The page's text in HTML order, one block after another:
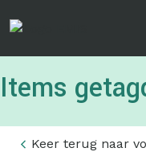
Items
Keer terug naar